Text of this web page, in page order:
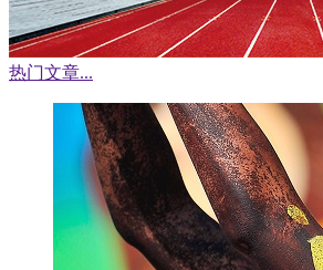
热门文章...